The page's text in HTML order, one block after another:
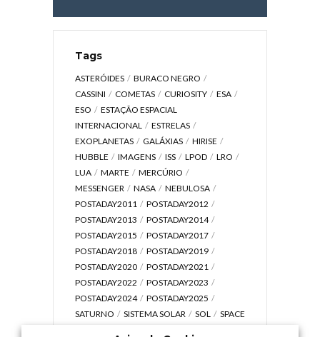
Tags
ASTERÓIDES
BURACO NEGRO
CASSINI
COMETAS CURIOSITY
ESA
ESO
ESTAÇÃO ESPACIAL
INTERNACIONAL
ESTRELAS
EXOPLANETAS
GALÁXIAS
HIRISE
HUBBLE
IMAGENS ISS LPOD
LRO
LUA
MARTE
MERCÚRIO
MESSENGER
NASA
NEBULOSA
POSTADAY2011
POSTADAY2012
POSTADAY2013
POSTADAY2014
POSTADAY2015
POSTADAY2017
POSTADAY2018
POSTADAY2019
POSTADAY2020
POSTADAY2021
POSTADAY2022
POSTADAY2023
POSTADAY2024
POSTADAY2025
SATURNO
SISTEMA SOLAR SOL
SPACE